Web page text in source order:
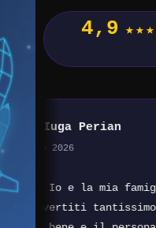
4,9
Iuga Perian
2026
Io e la mia famiglia
tantissimo!